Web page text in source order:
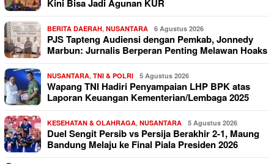
Kini Bisa Jadi Agunan KUR
BERITA DAERAH, NUSANTARA 6 Agustus 2026
PJS Tapteng Audiensi dengan Pemkab, Jonnedy
Marbun: Jurnalis Berperan Penting Melawan Hoaks
NUSANTARA, TNI & POLRI 5 Agustus 2026
Wapang TNI Hadiri Penyampaian LHP BPK atas
Laporan Keuangan Kementerian/Lembaga 2025
KESEHATAN & OLAHRAGA, NUSANTARA 5 Agustus 2026
Duel Sengit Persib vs Persija Berakhir 2-1, Maung
Bandung Melaju ke Final Piala Presiden 2026